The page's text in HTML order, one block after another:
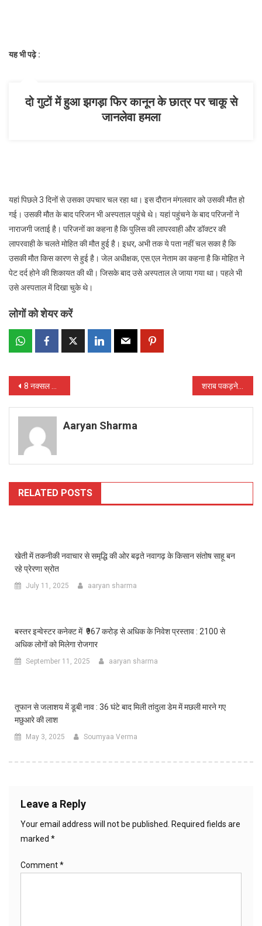
यह भी पढ़े :
दो गुटों में हुआ झगड़ा फिर कानून के छात्र पर चाकू से
जानलेवा हमला
यहां पिछले 3 दिनों से उसका उपचार चल रहा था। इस दौरान मंगलवार को उसकी मौत हो
गई। उसकी मौत के बाद परिजन भी अस्पताल पहुंचे थे। यहां पहुंचने के बाद परिजनों ने
नाराजगी जताई है। परिजनों का कहना है कि पुलिस की लापरवाही और डॉक्टर की
लापरवाही के चलते मोहित की मौत हुई है। इधर, अभी तक ये पता नहीं चल सका है कि
उसकी मौत किस कारण से हुई है। जेल अधीक्षक, एस.एल नेताम का कहना है कि मोहित ने
पेट दर्द होने की शिकायत की थी। जिसके बाद उसे अस्पताल ले जाया गया था। पहले भी
उसे अस्पताल में दिखा चुके थे।
लोगों को शेयर करें
Post
navigation
8 नक्सल अपराधों में शामिल व 15 साल से फरार नक्सली गिरफ्तार शराब पकड़ने गए पुलिसकर्मियों को नहीं मिली शराब तो युवक को जमकर पीटा
Aaryan Sharma
RELATED POSTS
खेती में तकनीकी नवाचार से समृद्धि की ओर बढ़ते नवागढ़ के किसान संतोष साहू बन
रहे प्रेरणा स्रोत
July 11, 2025 aaryan sharma
बस्तर इन्वेस्टर कनेक्ट में ₹967 करोड़ से अधिक के निवेश प्रस्ताव : 2100 से
अधिक लोगों को मिलेगा रोजगार
September 11, 2025 aaryan sharma
तूफान से जलाशय में डूबी नाव : 36 घंटे बाद मिली तांदुला डेम में मछली मारने गए
मछुआरे की लाश
May 3, 2025 Soumyaa Verma
Leave a Reply
Your email address will not be published.
Required fields are
marked *
Comment*